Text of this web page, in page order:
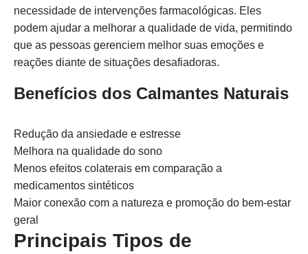
necessidade de intervenções farmacológicas. Eles
podem ajudar a melhorar a qualidade de vida, permitindo
que as pessoas gerenciem melhor suas emoções e
reações diante de situações desafiadoras.
Benefícios dos Calmantes Naturais
Redução da ansiedade e estresse
Melhora na qualidade do sono
Menos efeitos colaterais em comparação a
medicamentos sintéticos
Maior conexão com a natureza e promoção do bem-estar
geral
Principais Tipos de